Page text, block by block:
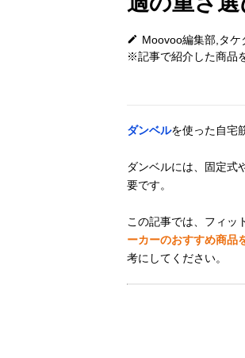
Moovoo編集部,タケ
※記事で紹介した商品
ダンベルを使った自宅
ダンベルには、固定式
要です。
この記事では、フィッ
ーカーのおすすめ商品
考にしてください。